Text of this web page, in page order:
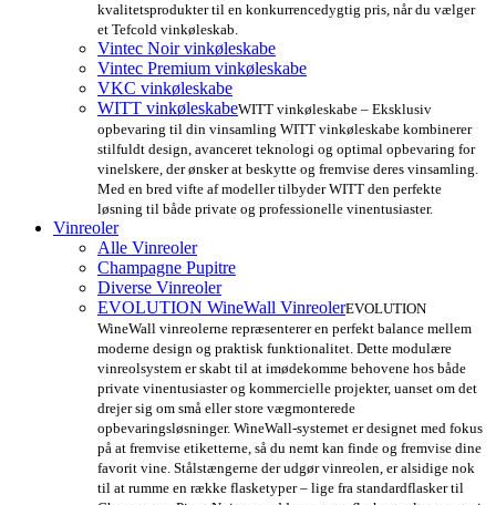
kvalitetsprodukter til en konkurrencedygtig pris, når du vælger
et Tefcold vinkøleskab.
Vintec Noir vinkøleskabe
Vintec Premium vinkøleskabe
VKC vinkøleskabe
WITT vinkøleskabeWITT vinkøleskabe – Eksklusiv
opbevaring til din vinsamling WITT vinkøleskabe kombinerer
stilfuldt design, avanceret teknologi og optimal opbevaring for
vinelskere, der ønsker at beskytte og fremvise deres vinsamling.
Med en bred vifte af modeller tilbyder WITT den perfekte
løsning til både private og professionelle vinentusiaster.
Vinreoler
Alle Vinreoler
Champagne Pupitre
Diverse Vinreoler
EVOLUTION WineWall VinreolerEVOLUTION
WineWall vinreolerne repræsenterer en perfekt balance mellem
moderne design og praktisk funktionalitet. Dette modulære
vinreolsystem er skabt til at imødekomme behovene hos både
private vinentusiaster og kommercielle projekter, uanset om det
drejer sig om små eller store vægmonterede
opbevaringsløsninger. WineWall-systemet er designet med fokus
på at fremvise etiketterne, så du nemt kan finde og fremvise dine
favorit vine. Stålstængerne der udgør vinreolen, er alsidige nok
til at rumme en række flasketyper – lige fra standardflasker til